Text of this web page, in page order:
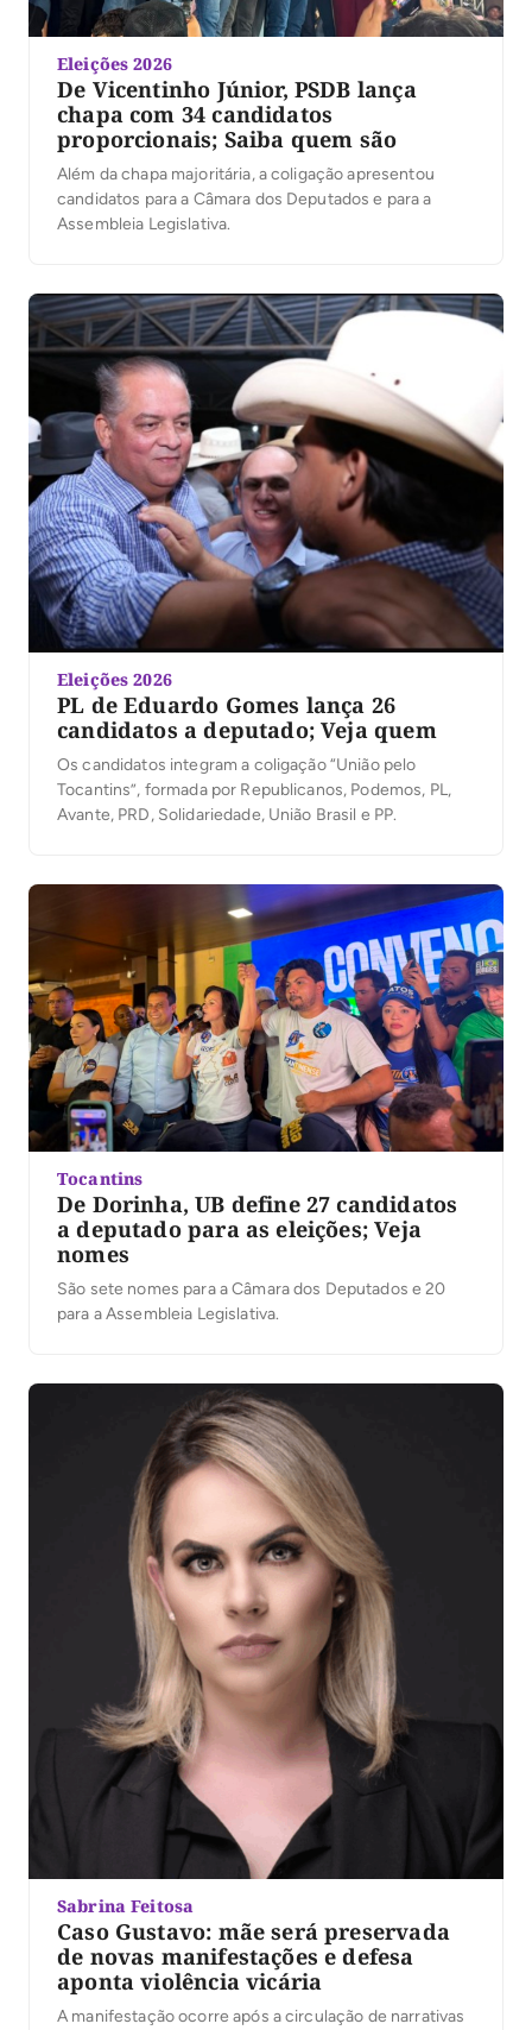
Eleições 2026
De Vicentinho Júnior, PSDB lança
chapa com 34 candidatos
proporcionais; Saiba quem são
Além da chapa majoritária, a coligação apresentou
candidatos para a Câmara dos Deputados e para a
Assembleia Legislativa.
Eleições 2026
PL de Eduardo Gomes lança 26
candidatos a deputado; Veja quem
Os candidatos integram a coligação “União pelo
Tocantins”, formada por Republicanos, Podemos, PL,
Avante, PRD, Solidariedade, União Brasil e PP.
Tocantins
De Dorinha, UB define 27 candidatos
a deputado para as eleições; Veja
nomes
São sete nomes para a Câmara dos Deputados e 20
para a Assembleia Legislativa.
Sabrina Feitosa
Caso Gustavo: mãe será preservada
de novas manifestações e defesa
aponta violência vicária
A manifestação ocorre após a circulação de narrativas